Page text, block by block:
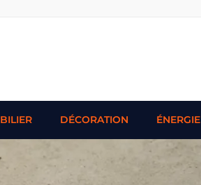
DÉCORATION ÉNERGIE